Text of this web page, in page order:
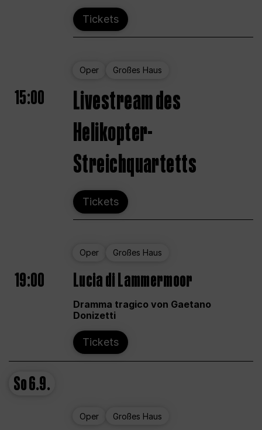
Tickets
Oper Großes Haus
15:00
Livestream des
Helikopter-
Streichquartetts
Tickets
Oper Großes Haus
19:00 Lucia di Lammermoor
Dramma tragico von Gaetano
Donizetti
Tickets
So6.9.
Oper Großes Haus